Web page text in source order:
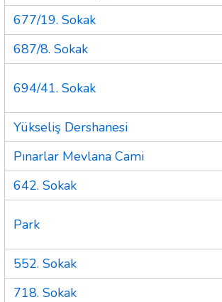
677/19. Sokak
687/8. Sokak
694/41. Sokak
Yükseliş Dershanesi
Pınarlar Mevlana Cami
642. Sokak
Park
552. Sokak
718. Sokak